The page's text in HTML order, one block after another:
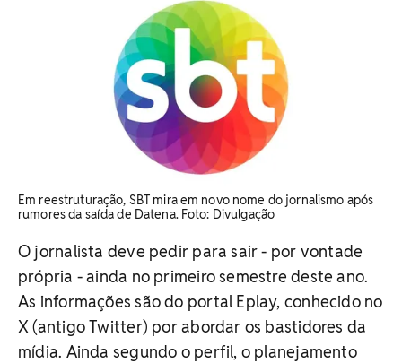
Em reestruturação, SBT mira em novo nome do jornalismo após
rumores da saída de Datena. ​Foto: Divulgação
O jornalista deve pedir para sair - por vontade
própria - ainda no primeiro semestre deste ano.
As informações são do portal Eplay, conhecido no
X (antigo Twitter) por abordar os bastidores da
mídia. Ainda segundo o perfil, o planejamento